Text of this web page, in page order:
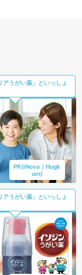
アうがい薬」といっしょ
PR(iNova｜Hugk
um)
アうがい薬」といっしょ